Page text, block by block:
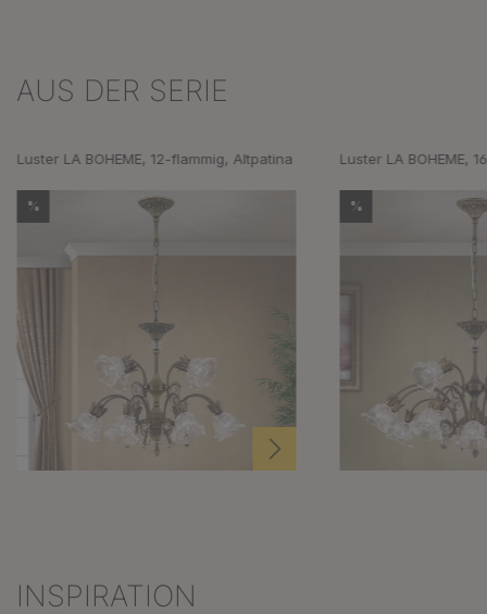
Produktgalerie überspringen
AUS DER SERIE
Luster LA BOHEME, 12-flammig, Altpatina
%
Luster LA BOHEME,
%
Produktgalerie überspringen
INSPIRATION